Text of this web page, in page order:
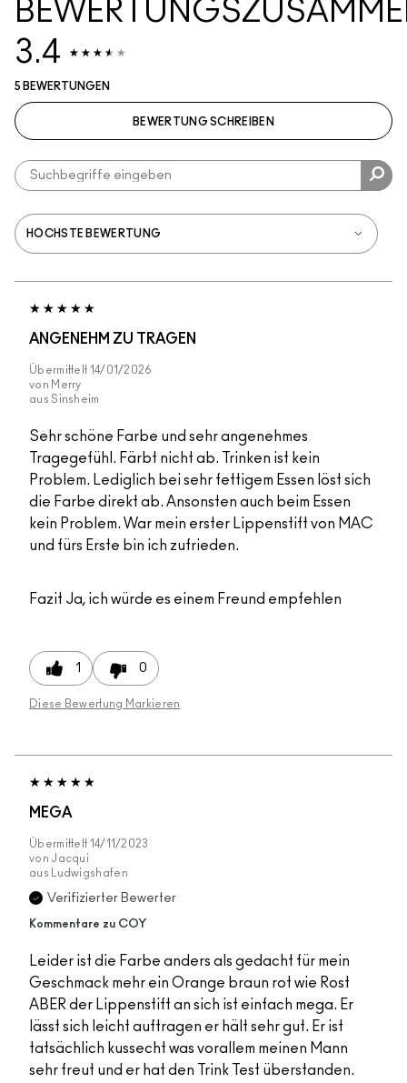
3.4
5 BEWERTUNGEN
BEWERTUNG SCHREIBEN
ANGENEHM ZU TRAGEN
Übermittelt 14/01/2026
von Merry
aus Sinsheim
Sehr schöne Farbe und sehr angenehmes
Tragegefühl. Färbt nicht ab. Trinken ist kein
Problem. Lediglich bei sehr fettigem Essen löst sich
die Farbe direkt ab. Ansonsten auch beim Essen
kein Problem. War mein erster Lippenstift von MAC
und fürs Erste bin ich zufrieden.
Fazit Ja, ich würde es einem Freund empfehlen
1 0
Diese Bewertung Markieren
MEGA
Übermittelt 14/11/2023
von Jacqui
aus
Ludwigshafen
Verifizierter Bewerter
Kommentare zu COY
Leider ist die Farbe anders als gedacht für mein
Geschmack mehr ein Orange braun rot wie Rost
ABER der Lippenstift an sich ist einfach mega. Er
lässt sich leicht auftragen er hält sehr gut. Er ist
tatsächlich kussecht was vorallem meinen Mann
sehr freut und er hat den Trink Test überstanden.